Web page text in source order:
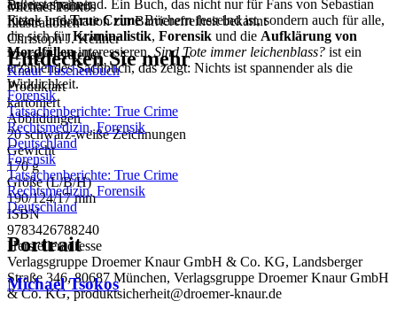
äußerst spannend. Ein Buch, das nicht nur für Fans von Sebastian
Fitzek undTrue CrimeBüchern fesselnd ist, sondern auch für alle,
die sich fürKriminalistik, Forensik und die Aufklärung von
Mordfälleninteressieren. Sind Tote immer leichenblass? ist ein
erzählendes Sachbuch, das zeigt: Nichts ist spannender als die
Wirklichkeit.
Michael Tsokos
Illustrationen
Christoph J. Kellner
Verlag/Hersteller
Knaur Taschenbuch
Produktart
kartoniert
Abbildungen
20 schwarz-weiße Zeichnungen
Gewicht
170 g
Größe (L/B/H)
190/124/17 mm
ISBN
9783426788240
Herstelleradresse
Verlagsgruppe Droemer Knaur GmbH & Co. KG, Landsberger
Straße 346, 80687 München, Verlagsgruppe Droemer Knaur GmbH
& Co. KG, produktsicherheit@droemer-knaur.de
Barrierefreiheit
Keine Information zur Barrierefreiheit bekannt
Entdecken Sie mehr
Forensik
Tatsachenberichte: True Crime
Rechtsmedizin, Forensik
Deutschland
Forensik
Tatsachenberichte: True Crime
Rechtsmedizin, Forensik
Deutschland
Portrait
Michael Tsokos